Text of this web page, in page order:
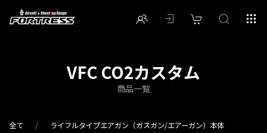
VFC CO2カスタム
商品一覧
全て
ライフルタイプエアガン（ガスガン/エアーガン）本体